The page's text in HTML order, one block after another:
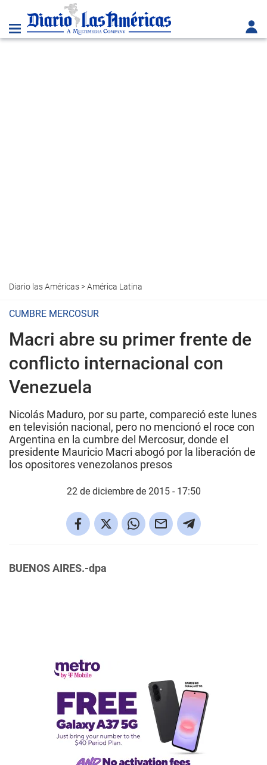
Diario las Américas>América Latina
CUMBRE MERCOSUR
Macri abre su primer frente de
conflicto internacional con
Venezuela
Nicolás Maduro, por su parte, compareció este lunes
en televisión nacional, pero no mencionó el roce con
Argentina en la cumbre del Mercosur, donde el
presidente Mauricio Macri abogó por la liberación de
los opositores venezolanos presos
22 de diciembre de 2015 - 17:50
BUENOS AIRES.-dpa